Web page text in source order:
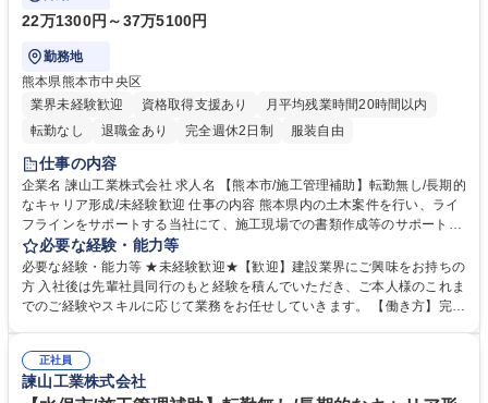
22万1300円～37万5100円
勤務地
熊本県熊本市中央区
業界未経験歓迎
資格取得支援あり
月平均残業時間20時間以内
転勤なし
退職金あり 完全週休2日制 服装自由
仕事の内容
企業名 諫山工業株式会社 求人名 【熊本市/施工管理補助】転勤無し/長期的
なキャリア形成/未経験歓迎 仕事の内容 熊本県内の土木案件を行い、ライ
フラインをサポートする当社にて、施工現場での書類作成等のサポート業
務をお任せいたします。将来的には施工管理としてご活躍を期待しており
ます。 【具体的な案件内容】施工管理担当者の補助役として ■現場報告書
や作成書類の作成業務 ■ドローンでの測定や撮影業務、等 ※働き方改革に
力を注いでおり、施工管理の業務ひっ迫を軽減するために補助担当として
き方改での年間休日増加を行っております。 募集職種 【熊本市/施工管理
補助】転勤無し/長期的なキャリア形成/未経験歓迎
必要な経験・能力等
必要な経験・能力等 ★未経験歓迎★【歓迎】建設業界にご興味をお持ちの
方 入社後は先輩社員同行のもと経験を積んでいただき、ご本人様のこれま
でのご経験やスキルに応じて業務をお任せしていきます。 【働き方】完全
えております。取引先の8割は官公庁であり、熊本県や国土交通省からの
表彰も数多くいただいております。近年は働き方改革にも力を注いでお
正社員
諫山工業株式会社